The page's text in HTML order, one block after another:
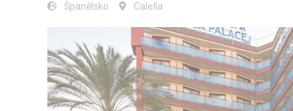
Španělsko Calella
htop JADHE (ex. CALELLA PALACE) - VLASTNÍ